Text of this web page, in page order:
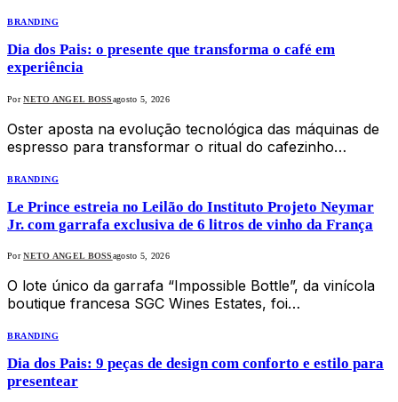
BRANDING
Dia dos Pais: o presente que transforma o café em
experiência
Por NETO ANGEL BOSSagosto 5, 2026
Oster aposta na evolução tecnológica das máquinas de
espresso para transformar o ritual do cafezinho…
BRANDING
Le Prince estreia no Leilão do Instituto Projeto Neymar
Jr. com garrafa exclusiva de 6 litros de vinho da França
Por NETO ANGEL BOSSagosto 5, 2026
O lote único da garrafa “Impossible Bottle”, da vinícola
boutique francesa SGC Wines Estates, foi…
BRANDING
Dia dos Pais: 9 peças de design com conforto e estilo para
presentear